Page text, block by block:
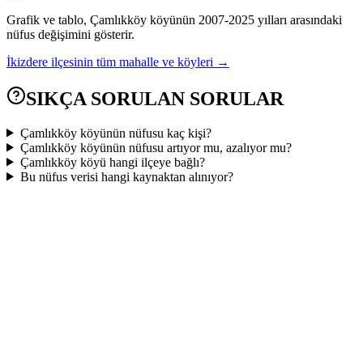
Grafik ve tablo, Çamlıkköy köyünün 2007-2025 yılları arasındaki
nüfus değişimini gösterir.
İkizdere ilçesinin tüm mahalle ve köyleri →
SIKÇA SORULAN SORULAR
Çamlıkköy köyünün nüfusu kaç kişi?
Çamlıkköy köyünün nüfusu artıyor mu, azalıyor mu?
Çamlıkköy köyü hangi ilçeye bağlı?
Bu nüfus verisi hangi kaynaktan alınıyor?